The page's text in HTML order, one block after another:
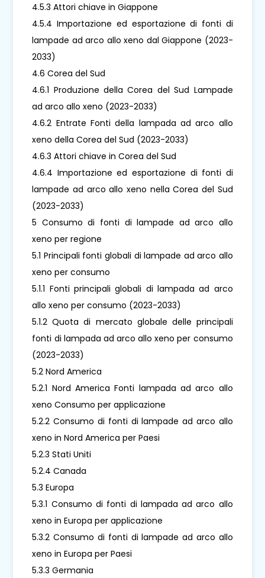
4.5.3 Attori chiave in Giappone
4.5.4 Importazione ed esportazione di fonti di
lampade ad arco allo xeno dal Giappone (2023-
2033)
4.6 Corea del Sud
4.6.1 Produzione della Corea del Sud Lampade
ad arco allo xeno (2023-2033)
4.6.2 Entrate Fonti della lampada ad arco allo
xeno della Corea del Sud (2023-2033)
4.6.3 Attori chiave in Corea del Sud
4.6.4 Importazione ed esportazione di fonti di
lampade ad arco allo xeno nella Corea del Sud
(2023-2033)
5 Consumo di fonti di lampade ad arco allo
xeno per regione
5.1 Principali fonti globali di lampade ad arco allo
xeno per consumo
5.1.1 Fonti principali globali di lampada ad arco
allo xeno per consumo (2023-2033)
5.1.2 Quota di mercato globale delle principali
fonti di lampada ad arco allo xeno per consumo
(2023-2033)
5.2 Nord America
5.2.1 Nord America Fonti lampada ad arco allo
xeno Consumo per applicazione
5.2.2 Consumo di fonti di lampade ad arco allo
xeno in Nord America per Paesi
5.2.3 Stati Uniti
5.2.4 Canada
5.3 Europa
5.3.1 Consumo di fonti di lampada ad arco allo
xeno in Europa per applicazione
5.3.2 Consumo di fonti di lampade ad arco allo
xeno in Europa per Paesi
5.3.3 Germania